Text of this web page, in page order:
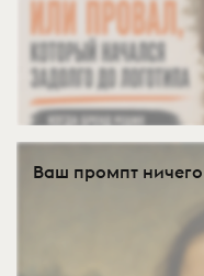
Ваш промпт ничего